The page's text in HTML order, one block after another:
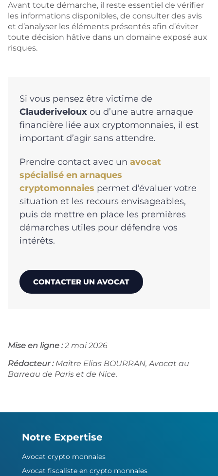
Avant toute démarche, il reste essentiel de vérifier
les informations disponibles, de consulter des avis
et d’analyser les éléments présentés afin d’éviter
toute décision hâtive dans un domaine exposé aux
risques.
Si vous pensez être victime de
Clauderiveloux ou d’une autre arnaque
financière liée aux cryptomonnaies, il est
important d’agir sans attendre.
Prendre contact avec un avocat
spécialisé en arnaques
cryptomonnaies permet d’évaluer votre
situation et les recours envisageables,
puis de mettre en place les premières
démarches utiles pour défendre vos
intérêts.
CONTACTER UN AVOCAT
Mise en ligne :2 mai 2026
Rédacteur :Maître Elias BOURRAN, Avocat au
Barreau de Paris et de Nice.
Notre Expertise
Avocat crypto monnaies
Avocat fiscaliste en crypto monnaies